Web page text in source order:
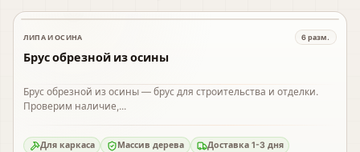
В наличии
ЛИПА И ОСИНА 6разм.
Брус обрезной из осины
Брус обрезной из осины — брус для строительства и отделки.
Проверим наличие,...
Для каркаса Массив дерева Доставка 1-3 дня